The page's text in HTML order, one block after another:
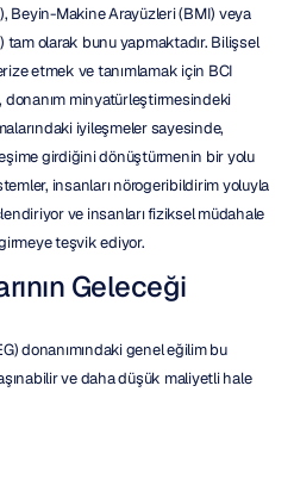
Beyin-Makine Arayüzleri (BMI) veya
olarak bunu yapmaktadır. Bilişsel
etmek ve tanımlamak için BCI
donanım minyatürleştirmesindeki
iyileşmeler sayesinde,
girdiğini dönüştürmenin bir yolu
insanları nörogeribildirim yoluyla
ve insanları fiziksel müdahale
teşvik ediyor.
Geleceği
donanımındaki genel eğilim bu
ve daha düşük maliyetli hale